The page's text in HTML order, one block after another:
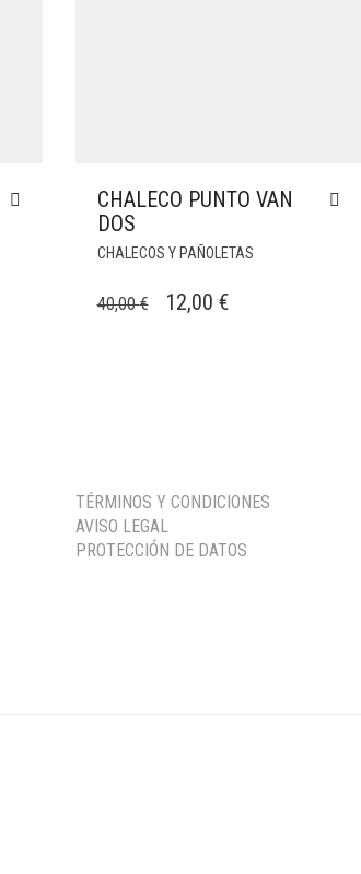
CHALECO PUNTO VAN
DOS
CHALECOS Y PAÑOLETAS
40,00€
EL
12,00 €EL
TÉRMINOS Y CONDICIONES
AVISO LEGAL
PROTECCIÓN DE DATOS